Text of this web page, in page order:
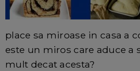
place sa miroase in casa a
este un miros care aduce a
mult decat acesta?